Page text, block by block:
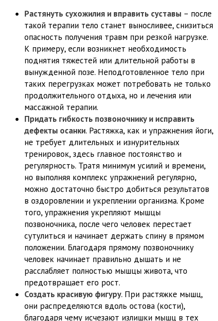
Растянуть сухожилия и вправить суставы – после
такой терапии тело станет выносливее, снизиться
опасность получения травм при резкой нагрузке.
К примеру, если возникнет необходимость
поднятия тяжестей или длительной работы в
вынужденной позе. Неподготовленное тело при
таких перегрузках может потребовать не только
продолжительного отдыха, но и лечения или
массажной терапии.
Придать гибкость позвоночнику и исправить
дефекты осанки. Растяжка, как и упражнения йоги,
не требует длительных и изнурительных
тренировок, здесь главное постоянство и
регулярность. Тратя минимум усилий и времени,
но выполняя комплекс упражнений регулярно,
можно достаточно быстро добиться результатов
в оздоровлении и укреплении организма. Кроме
того, упражнения укрепляют мышцы
позвоночника, после чего человек перестает
сутулиться и начинает держать спину в прямом
положении. Благодаря прямому позвоночнику
человек начинает правильно дышать и не
расслабляет полностью мышцы живота, что
предотвращает его рост.
Создать красивую фигуру. При растяжке мышц,
они распределяются вдоль остова (кости),
благодаря чему исчезают излишки мышц в тех